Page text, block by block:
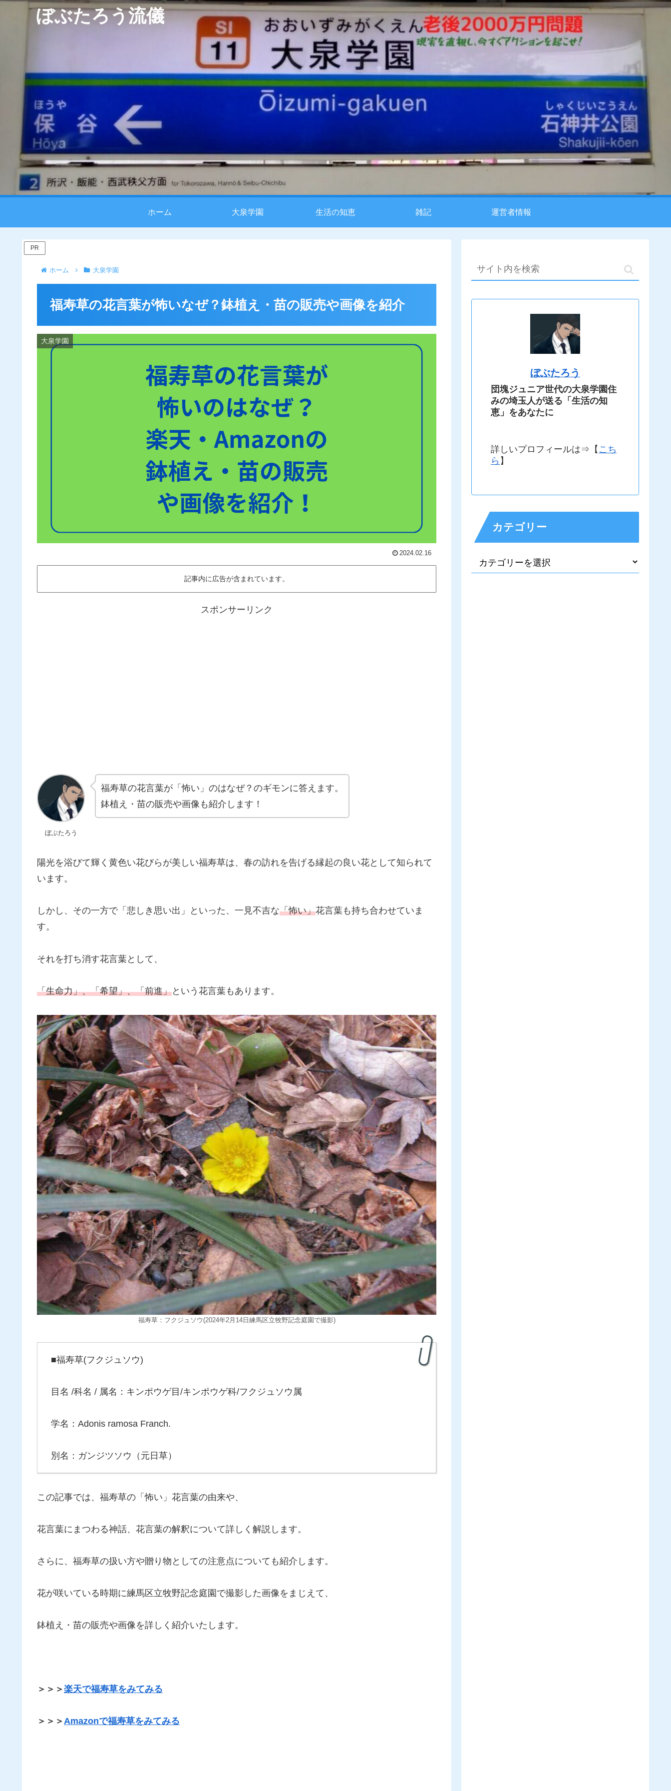
ぼぶたろう流儀
ホーム 大泉学園 生活の知恵 雑記 運営者情報
ホーム 大泉学園
PR
福寿草の花言葉が怖いなぜ？鉢植え・苗の販売や画像を紹介
大泉学園
2024.02.16
記事内に広告が含まれています。
スポンサーリンク
ぼぶたろう
福寿草の花言葉が「怖い」のはなぜ？のギモンに答えます。
鉢植え・苗の販売や画像も紹介します！
陽光を浴びて輝く黄色い花びらが美しい福寿草は、春の訪れを告げる縁起の良い花として知られて
います。
しかし、その一方で「悲しき思い出」といった、一見不吉な「怖い」花言葉も持ち合わせていま
す。
それを打ち消す花言葉として、
「生命力」、「希望」、「前進」という花言葉もあります。
福寿草：フクジュソウ(2024年2月14日練馬区立牧野記念庭園で撮影)
■福寿草(フクジュソウ)
目名 /科名 / 属名：キンポウゲ目/キンポウゲ科/フクジュソウ属
学名：Adonis ramosa Franch.
別名：ガンジツソウ（元日草）
この記事では、福寿草の「怖い」花言葉の由来や、
花言葉にまつわる神話、花言葉の解釈について詳しく解説します。
さらに、福寿草の扱い方や贈り物としての注意点についても紹介します。
花が咲いている時期に練馬区立牧野記念庭園で撮影した画像をまじえて、
鉢植え・苗の販売や画像を詳しく紹介いたします。
＞＞＞楽天で福寿草をみてみる
＞＞＞Amazonで福寿草をみてみる
ぼぶたろう
団塊ジュニア世代の大泉学園住
みの埼玉人が送る「生活の知
恵」をあなたに
詳しいプロフィールは⇒【 こち
ら 】
カテゴリー